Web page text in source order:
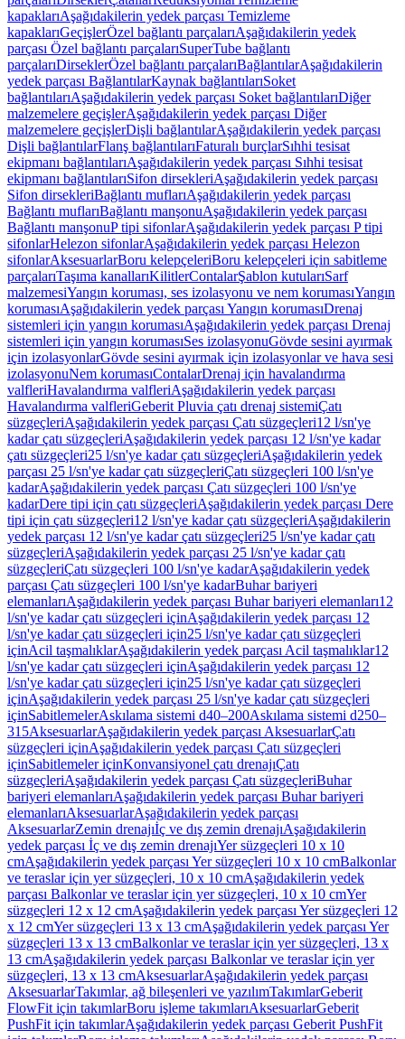
kapaklarıAşağıdakilerin yedek parçası Temizleme
kapaklarıGeçişlerÖzel bağlantı parçalarıAşağıdakilerin yedek
parçası Özel bağlantı parçalarıSuperTube bağlantı
parçalarıDirseklerÖzel bağlantı parçalarıBağlantılarAşağıdakilerin
yedek parçası BağlantılarKaynak bağlantılarıSoket
bağlantılarıAşağıdakilerin yedek parçası Soket bağlantılarıDiğer
malzemelere geçişlerAşağıdakilerin yedek parçası Diğer
malzemelere geçişlerDişli bağlantılarAşağıdakilerin yedek parçası
Dişli bağlantılarFlanş bağlantılarıFaturalı burçlarSıhhi tesisat
ekipmanı bağlantılarıAşağıdakilerin yedek parçası Sıhhi tesisat
ekipmanı bağlantılarıSifon dirsekleriAşağıdakilerin yedek parçası
Sifon dirsekleriBağlantı muflarıAşağıdakilerin yedek parçası
Bağlantı muflarıBağlantı manşonuAşağıdakilerin yedek parçası
Bağlantı manşonuP tipi sifonlarAşağıdakilerin yedek parçası P tipi
sifonlarHelezon sifonlarAşağıdakilerin yedek parçası Helezon
sifonlarAksesuarlarBoru kelepçeleriBoru kelepçeleri için sabitleme
parçalarıTaşıma kanallarıKilitlerContalarŞablon kutularıSarf
malzemesiYangın koruması, ses izolasyonu ve nem korumasıYangın
korumasıAşağıdakilerin yedek parçası Yangın korumasıDrenaj
sistemleri için yangın korumasıAşağıdakilerin yedek parçası Drenaj
sistemleri için yangın korumasıSes izolasyonuGövde sesini ayırmak
için izolasyonlarGövde sesini ayırmak için izolasyonlar ve hava sesi
izolasyonuNem korumasıContalarDrenaj için havalandırma
valfleriHavalandırma valfleriAşağıdakilerin yedek parçası
Havalandırma valfleriGeberit Pluvia çatı drenaj sistemiÇatı
süzgeçleriAşağıdakilerin yedek parçası Çatı süzgeçleri12 l/sn'ye
kadar çatı süzgeçleriAşağıdakilerin yedek parçası 12 l/sn'ye kadar
çatı süzgeçleri25 l/sn'ye kadar çatı süzgeçleriAşağıdakilerin yedek
parçası 25 l/sn'ye kadar çatı süzgeçleriÇatı süzgeçleri 100 l/sn'ye
kadarAşağıdakilerin yedek parçası Çatı süzgeçleri 100 l/sn'ye
kadarDere tipi için çatı süzgeçleriAşağıdakilerin yedek parçası Dere
tipi için çatı süzgeçleri12 l/sn'ye kadar çatı süzgeçleriAşağıdakilerin
yedek parçası 12 l/sn'ye kadar çatı süzgeçleri25 l/sn'ye kadar çatı
süzgeçleriAşağıdakilerin yedek parçası 25 l/sn'ye kadar çatı
süzgeçleriÇatı süzgeçleri 100 l/sn'ye kadarAşağıdakilerin yedek
parçası Çatı süzgeçleri 100 l/sn'ye kadarBuhar bariyeri
elemanlarıAşağıdakilerin yedek parçası Buhar bariyeri elemanları12
l/sn'ye kadar çatı süzgeçleri içinAşağıdakilerin yedek parçası 12
l/sn'ye kadar çatı süzgeçleri için25 l/sn'ye kadar çatı süzgeçleri
içinAcil taşmalıklarAşağıdakilerin yedek parçası Acil taşmalıklar12
l/sn'ye kadar çatı süzgeçleri içinAşağıdakilerin yedek parçası 12
l/sn'ye kadar çatı süzgeçleri için25 l/sn'ye kadar çatı süzgeçleri
içinAşağıdakilerin yedek parçası 25 l/sn'ye kadar çatı süzgeçleri
içinSabitlemelerAskılama sistemi d40–200Askılama sistemi d250–
315AksesuarlarAşağıdakilerin yedek parçası AksesuarlarÇatı
süzgeçleri içinAşağıdakilerin yedek parçası Çatı süzgeçleri
içinSabitlemeler içinKonvansiyonel çatı drenajıÇatı
süzgeçleriAşağıdakilerin yedek parçası Çatı süzgeçleriBuhar
bariyeri elemanlarıAşağıdakilerin yedek parçası Buhar bariyeri
elemanlarıAksesuarlarAşağıdakilerin yedek parçası
AksesuarlarZemin drenajıİç ve dış zemin drenajıAşağıdakilerin
yedek parçası İç ve dış zemin drenajıYer süzgeçleri 10 x 10
cmAşağıdakilerin yedek parçası Yer süzgeçleri 10 x 10 cmBalkonlar
ve teraslar için yer süzgeçleri, 10 x 10 cmAşağıdakilerin yedek
parçası Balkonlar ve teraslar için yer süzgeçleri, 10 x 10 cmYer
süzgeçleri 12 x 12 cmAşağıdakilerin yedek parçası Yer süzgeçleri 12
x 12 cmYer süzgeçleri 13 x 13 cmAşağıdakilerin yedek parçası Yer
süzgeçleri 13 x 13 cmBalkonlar ve teraslar için yer süzgeçleri, 13 x
13 cmAşağıdakilerin yedek parçası Balkonlar ve teraslar için yer
süzgeçleri, 13 x 13 cmAksesuarlarAşağıdakilerin yedek parçası
AksesuarlarTakımlar, ağ bileşenleri ve yazılımTakımlarGeberit
FlowFit için takımlarBoru işleme takımlarıAksesuarlarGeberit
PushFit için takımlarAşağıdakilerin yedek parçası Geberit PushFit